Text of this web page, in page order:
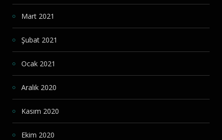
Mart 2021
Şubat 2021
Ocak 2021
Aralık 2020
Kasım 2020
Ekim 2020